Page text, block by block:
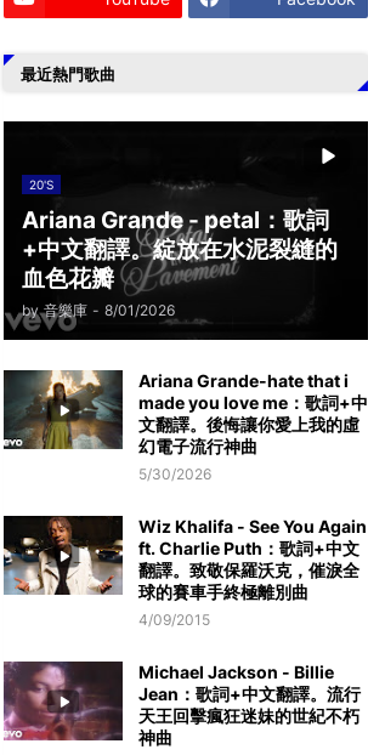
最近熱門歌曲
20'S
Ariana Grande - petal：歌詞
+中文翻譯。綻放在水泥裂縫的
血色花瓣
by 音樂庫 - 8/01/2026
Ariana Grande-hate that i
made you love me：歌詞+中
文翻譯。後悔讓你愛上我的虛
幻電子流行神曲
5/30/2026
Wiz Khalifa - See You Again
ft. Charlie Puth：歌詞+中文
翻譯。致敬保羅沃克，催淚全
球的賽車手終極離別曲
4/09/2015
Michael Jackson - Billie
Jean：歌詞+中文翻譯。流行
天王回擊瘋狂迷妹的世紀不朽
神曲